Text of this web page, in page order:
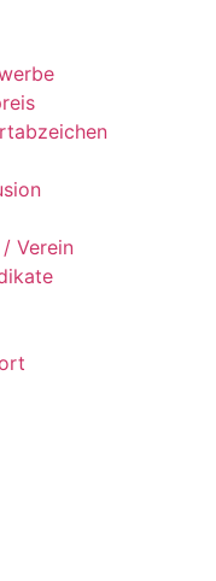
Verein